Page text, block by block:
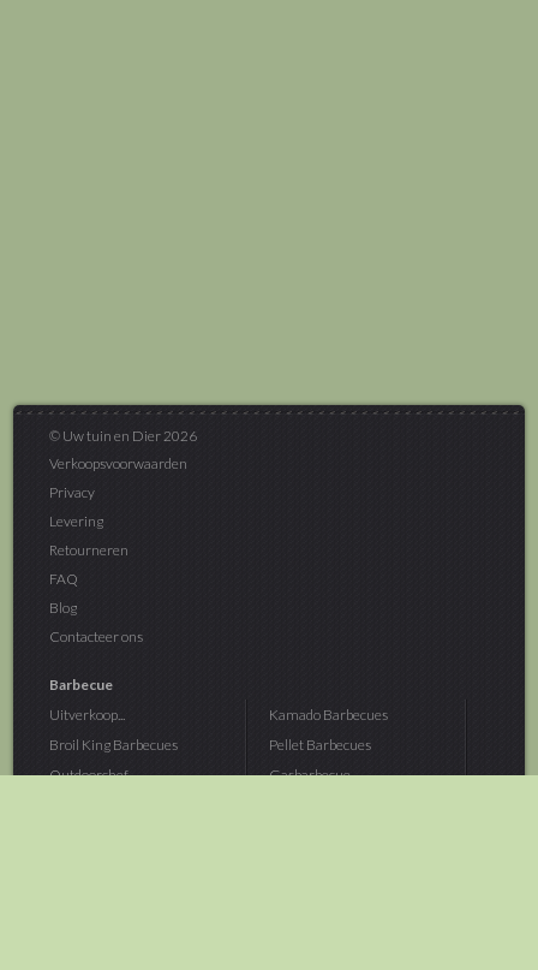
© Uw tuin en Dier 2026
Verkoopsvoorwaarden
Privacy
Levering
Retourneren
FAQ
Blog
Contacteer ons
Barbecue
Uitverkoop...
Broil King Barbecues
Outdoorchef...
Kamado Barbecues
Pellet Barbecues
Gasbarbecue